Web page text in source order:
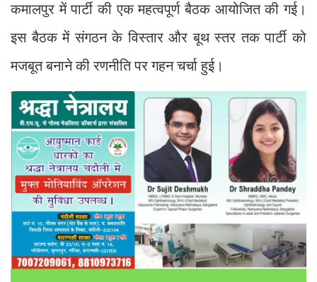
कमालपुर में पार्टी की एक महत्वपूर्ण बैठक आयोजित की गई।
इस बैठक में संगठन के विस्तार और बूथ स्तर तक पार्टी को
मजबूत बनाने की रणनीति पर गहन चर्चा हुई।